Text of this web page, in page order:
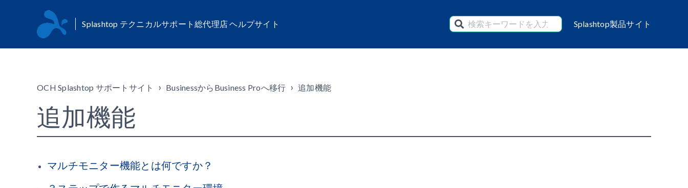
Splashtop テクニカルサポート総代理店 ヘルプサイト Splashtop製品サイト
OCH Splashtop サポートサイト BusinessからBusiness Proへ移行 追加機能
追加機能
マルチモニター機能とは何ですか？